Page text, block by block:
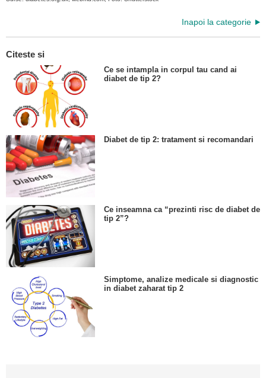
Inapoi la categorie
Citeste si
Ce se intampla in corpul tau cand ai
diabet de tip 2?
Diabet de tip 2: tratament si recomandari
Ce inseamna ca “prezinti risc de diabet de
tip 2”?
Simptome, analize medicale si diagnostic
in diabet zaharat tip 2